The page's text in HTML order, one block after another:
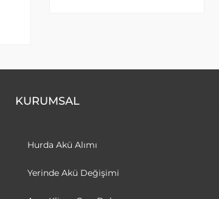
KURUMSAL
Hurda Akü Alımı
Yerinde Akü Değişimi